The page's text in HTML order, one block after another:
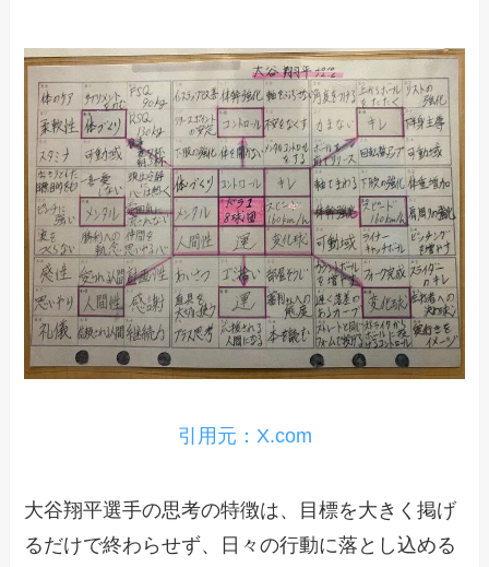
引用元：X.com
大谷翔平選手の思考の特徴は、目標を大きく掲げ
るだけで終わらせず、日々の行動に落とし込める